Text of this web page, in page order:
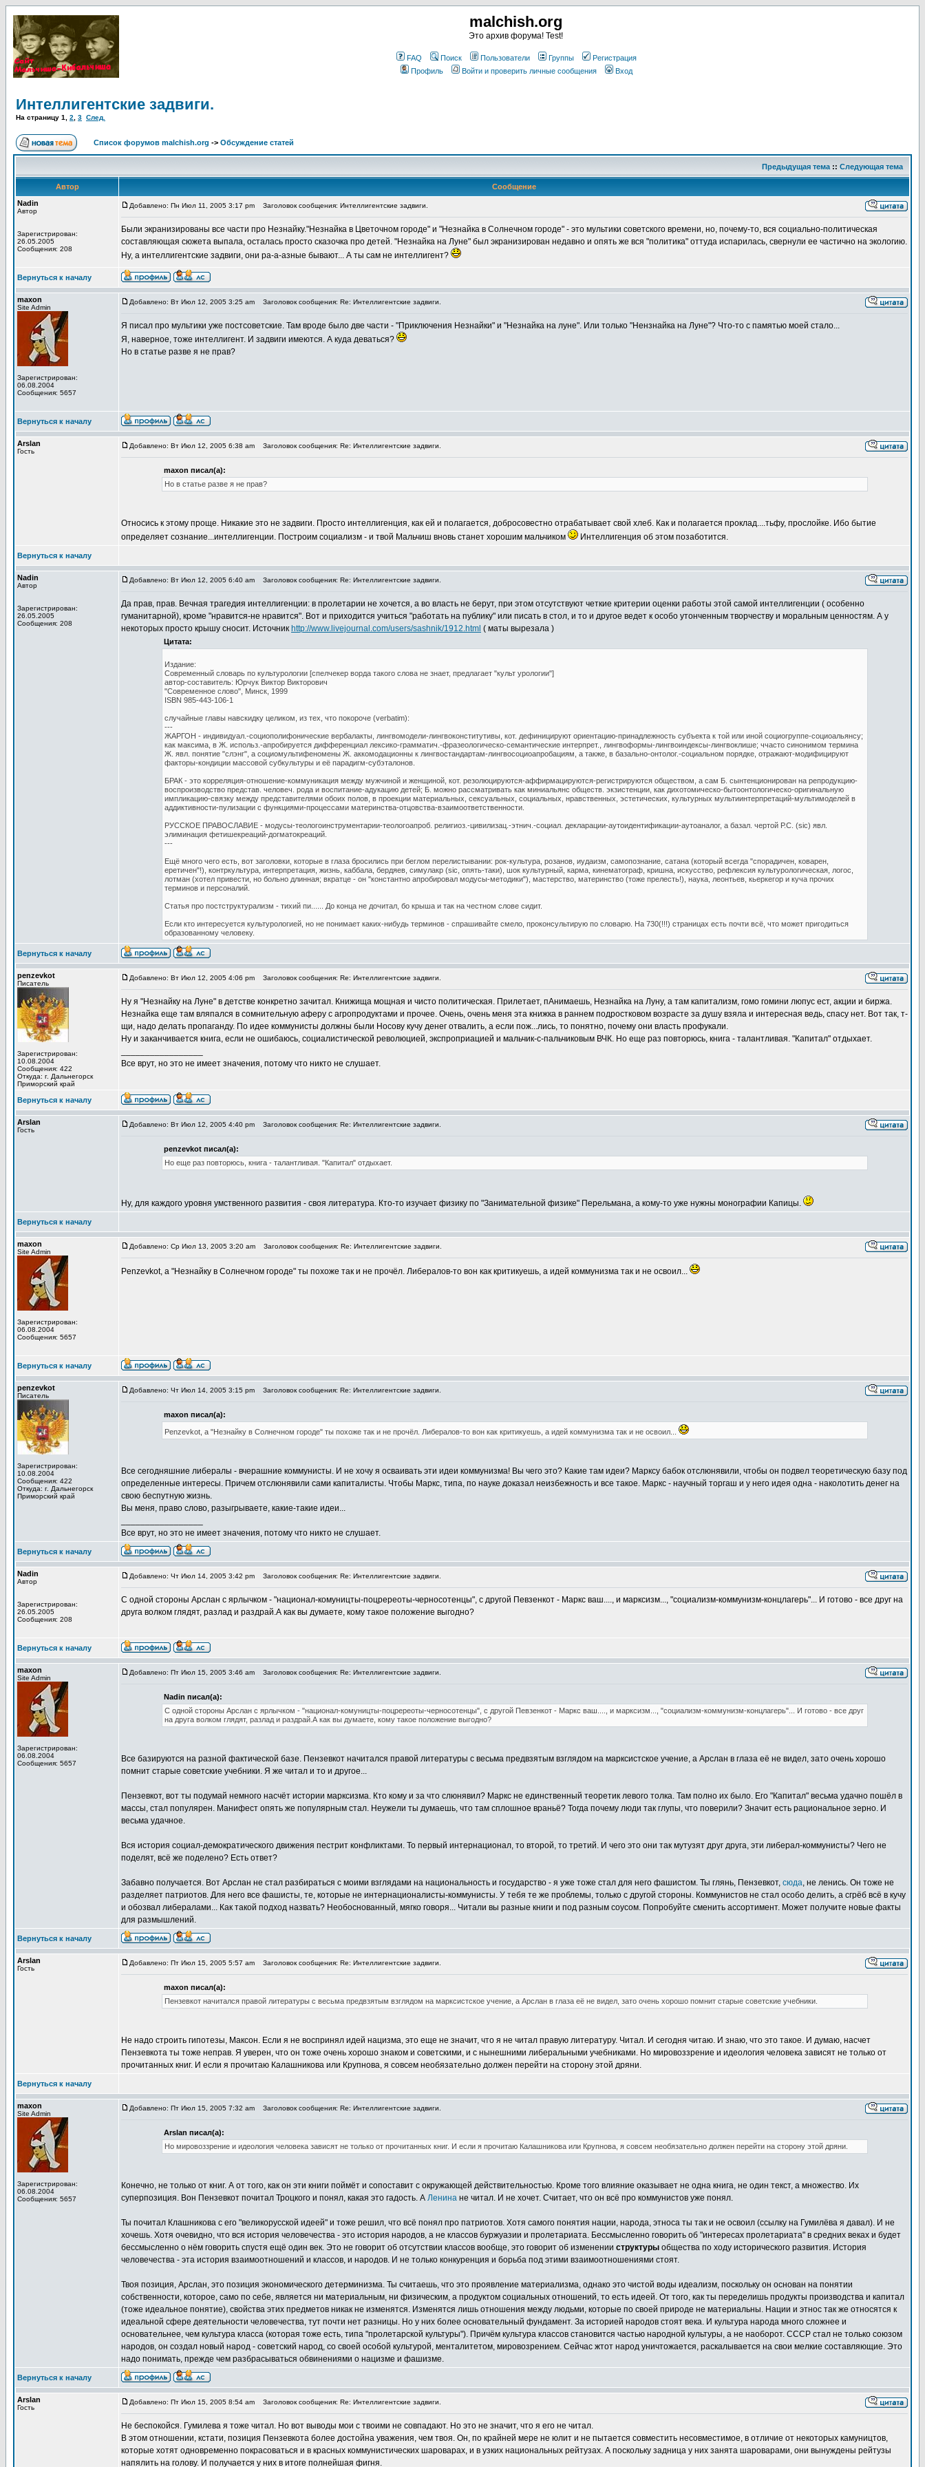
malchish.org
Это архив форума! Test!
FAQ Поиск Пользователи Группы
Регистрация
Профиль
Войти и проверить личные сообщения Вход
Интеллигентские задвиги.
На страницу 1 2 3 След.
Список форумов malchish.org -> Обсуждение статей
Предыдущая тема :: Следующая тема
Автор
Сообщение
Nadin
Автор
Зарегистрирован:
26.05.2005
Сообщения: 208
Добавлено: Пн Июл 11, 2005 3:17 pm Заголовок сообщения: Интеллигентские задвиги.
Были экранизированы все части про Незнайку."Незнайка в Цветочном городе" и "Незнайка в Солнечном городе" - это мультики советского времени, но, почему-то, вся социально-политическая
составляющая сюжета выпала, осталась просто сказочка про детей. "Незнайка на Луне" был экранизирован недавно и опять же вся "политика" оттуда испарилась, свернули ее частично на экологию.
Ну, а интеллигентские задвиги, они ра-а-азные бывают... А ты сам не интеллигент?
Вернуться к началу
maxon
Site Admin
Зарегистрирован:
06.08.2004
Сообщения: 5657
Добавлено: Вт Июл 12, 2005 3:25 am Заголовок сообщения: Re: Интеллигентские задвиги.
Я писал про мультики уже постсоветские. Там вроде было две части - "Приключения Незнайки" и "Незнайка на луне". Или только "Нензнайка на Луне"? Что-то с памятью моей стало...
Я, наверное, тоже интеллигент. И задвиги имеются. А куда деваться?
Но в статье разве я не прав?
Вернуться к началу
Arslan
Гость
Добавлено: Вт Июл 12, 2005 6:38 am Заголовок сообщения: Re: Интеллигентские задвиги.
maxon писал(а):
Но в статье разве я не прав?
Относись к этому проще. Никакие это не задвиги. Просто интеллигенция, как ей и полагается, добросовестно отрабатывает свой хлеб. Как и полагается проклад....тьфу, прослойке. Ибо бытие
определяет сознание...интеллигенции. Построим социализм - и твой Мальчиш вновь станет хорошим мальчиком
Интеллигенция об этом позаботится.
Вернуться к началу
Nadin
Автор
Зарегистрирован:
26.05.2005
Сообщения: 208
Добавлено: Вт Июл 12, 2005 6:40 am Заголовок сообщения: Re: Интеллигентские задвиги.
Да прав, прав. Вечная трагедия интеллигенции: в пролетарии не хочется, а во власть не берут, при этом отсутствуют четкие критерии оценки работы этой самой интеллигенции ( особенно
гуманитарной), кроме "нравится-не нравится". Вот и приходится учиться "работать на публику" или писать в стол, и то и другое ведет к особо утонченным творчеству и моральным ценностям. А у
некоторых просто крышу сносит. Источник http://www.livejournal.com/users/sashnik/1912.html ( маты вырезала )
Цитата:
Издание:
Современный словарь по культурологии [спелчекер ворда такого слова не знает, предлагает "культ урологии"]
автор-составитель: Юрчук Виктор Викторович
"Современное слово", Минск, 1999
ISBN 985-443-106-1
случайные главы навскидку целиком, из тех, что покороче (verbatim):
---
ЖАРГОН - индивидуал.-социополифонические вербалакты, лингвомодели-лингвоконститутивы, кот. дефиницируют ориентацию-принадлежность субъекта к той или иной социогруппе-социоальянсу;
как максима, в Ж. использ.-апробируется дифференциал лексико-грамматич.-фразеологическо-семантические интерпрет., лингвоформы-лингвоиндексы-лингвоклише; ччасто синонимом термина
Ж. явл. понятие "слэнг", а социомультифеномены Ж. аккомодационны к лингвостандартам-лингвосоциоапробациям, а также, в базально-онтолог.-социальном порядке, отражают-модифицируют
факторы-кондиции массовой субкультуры и её парадигм-субэталонов.
БРАК - это корреляция-отношение-коммуникация между мужчиной и женщиной, кот. резолюцируются-аффирмацируются-регистрируются обществом, а сам Б. сынтенционирован на репродукцию-
воспроизводство представ. человеч. рода и воспитание-адукацию детей; Б. можно рассматривать как миниальянс обществ. экзистенции, как дихотомическо-бытоонтологическо-оригинальную
импликацию-связку между представителями обоих полов, в проекции материальных, сексуальных, социальных, нравственных, эстетических, культурных мультиинтерпретаций-мультимоделей в
аддиктивности-пулизации с функциями-процессами материнства-отцовства-взаимоответственности.
РУССКОЕ ПРАВОСЛАВИЕ - модусы-теологоинструментарии-теологоапроб. религиоз.-цивилизац.-этнич.-социал. декларации-аутоидентификации-аутоаналог, а базал. чертой Р.С. (sic) явл.
элиминация фетишекреаций-догматокреаций.
---
Ещё много чего есть, вот заголовки, которые в глаза бросились при беглом перелистывании: рок-культура, розанов, иудаизм, самопознание, сатана (который всегда "спорадичен, коварен,
еретичен"!), контркультура, интерпретация, жизнь, каббала, бердяев, симулакр (sic, опять-таки), шок культурный, карма, кинематограф, кришна, искусство, рефлексия культурологическая, логос,
лотман (хотел привести, но больно длинная; вкратце - он "константно апробировал модусы-методики"), мастерство, материнство (тоже прелесть!), наука, леонтьев, кьеркегор и куча прочих
терминов и персоналий.
Статья про постструктурализм - тихий пи...... До конца не дочитал, бо крыша и так на честном слове сидит.
Если кто интересуется культурологией, но не понимает каких-нибудь терминов - спрашивайте смело, проконсультирую по словарю. На 730(!!!) страницах есть почти всё, что может пригодиться
образованному человеку.
Вернуться к началу
penzevkot
Писатель
Зарегистрирован:
10.08.2004
Сообщения: 422
Откуда: г. Дальнегорск
Приморский край
Добавлено: Вт Июл 12, 2005 4:06 pm Заголовок сообщения: Re: Интеллигентские задвиги.
Ну я "Незнайку на Луне" в детстве конкретно зачитал. Книжища мощная и чисто политическая. Прилетает, пАнимаешь, Незнайка на Луну, а там капитализм, гомо гомини люпус ест, акции и биржа.
Незнайка еще там вляпался в сомнительную аферу с агропродуктами и прочее. Очень, очень меня эта книжка в раннем подростковом возрасте за душу взяла и интересная ведь, спасу нет. Вот так, т-
щи, надо делать пропаганду. По идее коммунисты должны были Носову кучу денег отвалить, а если пож...лись, то понятно, почему они власть профукали.
Ну и заканчивается книга, если не ошибаюсь, социалистической революцией, экспроприацией и мальчик-с-пальчиковым ВЧК. Но еще раз повторюсь, книга - талантливая. "Капитал" отдыхает.
Все врут, но это не имеет значения, потому что никто не слушает.
Вернуться к началу
Arslan
Гость
Добавлено: Вт Июл 12, 2005 4:40 pm Заголовок сообщения: Re: Интеллигентские задвиги.
penzevkot писал(а):
Но еще раз повторюсь, книга - талантливая. "Капитал" отдыхает.
Ну, для каждого уровня умственного развития - своя литература. Кто-то изучает физику по "Занимательной физике" Перельмана, а кому-то уже нужны монографии Капицы.
Вернуться к началу
maxon
Site Admin
Зарегистрирован:
06.08.2004
Сообщения: 5657
Добавлено: Ср Июл 13, 2005 3:20 am Заголовок сообщения: Re: Интеллигентские задвиги.
Penzevkot, а "Незнайку в Солнечном городе" ты похоже так и не прочёл. Либералов-то вон как критикуешь, а идей коммунизма так и не освоил...
Вернуться к началу
penzevkot
Писатель
Зарегистрирован:
10.08.2004
Сообщения: 422
Откуда: г. Дальнегорск
Приморский край
Добавлено: Чт Июл 14, 2005 3:15 pm Заголовок сообщения: Re: Интеллигентские задвиги.
maxon писал(а):
Penzevkot, а "Незнайку в Солнечном городе" ты похоже так и не прочёл. Либералов-то вон как критикуешь, а идей коммунизма так и не освоил...
Все сегодняшние либералы - вчерашние коммунисты. И не хочу я осваивать эти идеи коммунизма! Вы чего это? Какие там идеи? Марксу бабок отслюнявили, чтобы он подвел теоретическую базу под
определенные интересы. Причем отслюнявили сами капиталисты. Чтобы Маркс, типа, по науке доказал неизбежность и все такое. Маркс - научный торгаш и у него идея одна - наколотить денег на
свою беспутную жизнь.
Вы меня, право слово, разыгрываете, какие-такие идеи...
Все врут, но это не имеет значения, потому что никто не слушает.
Вернуться к началу
Nadin
Автор
Зарегистрирован:
26.05.2005
Сообщения: 208
Добавлено: Чт Июл 14, 2005 3:42 pm Заголовок сообщения: Re: Интеллигентские задвиги.
С одной стороны Арслан с ярлычком - "национал-комуницты-поцререоты-черносотенцы", с другой Певзенкот - Маркс ваш...., и марксизм..., "социализм-коммунизм-концлагерь"... И готово - все друг на
друга волком глядят, разлад и раздрай.А как вы думаете, кому такое положение выгодно?
Вернуться к началу
maxon
Site Admin
Зарегистрирован:
06.08.2004
Сообщения: 5657
Добавлено: Пт Июл 15, 2005 3:46 am Заголовок сообщения: Re: Интеллигентские задвиги.
Nadin писал(а):
С одной стороны Арслан с ярлычком - "национал-комуницты-поцререоты-черносотенцы", с другой Певзенкот - Маркс ваш...., и марксизм..., "социализм-коммунизм-концлагерь"... И готово - все друг
на друга волком глядят, разлад и раздрай.А как вы думаете, кому такое положение выгодно?
Все базируются на разной фактической базе. Пензевкот начитался правой литературы с весьма предвзятым взглядом на марксистское учение, а Арслан в глаза её не видел, зато очень хорошо
помнит старые советские учебники. Я же читал и то и другое...
Пензевкот, вот ты подумай немного насчёт истории марксизма. Кто кому и за что слюнявил? Маркс не единственный теоретик левого толка. Там полно их было. Его "Капитал" весьма удачно пошёл в
массы, стал популярен. Манифест опять же популярным стал. Неужели ты думаешь, что там сплошное враньё? Тогда почему люди так глупы, что поверили? Значит есть рациональное зерно. И
весьма удачное.
Вся история социал-демократического движения пестрит конфликтами. То первый интернационал, то второй, то третий. И чего это они так мутузят друг друга, эти либерал-коммунисты? Чего не
поделят, всё же поделено? Есть ответ?
Забавно получается. Вот Арслан не стал разбираться с моими взглядами на национальность и государство - я уже тоже стал для него фашистом. Ты глянь, Пензевкот, сюда, не ленись. Он тоже не
разделяет патриотов. Для него все фашисты, те, которые не интернационалисты-коммунисты. У тебя те же проблемы, только с другой стороны. Коммунистов не стал особо делить, а сгрёб всё в кучу
и обозвал либералами... Как такой подход назвать? Необоснованный, мягко говоря... Читали вы разные книги и под разным соусом. Попробуйте сменить ассортимент. Может получите новые факты
для размышлений.
Вернуться к началу
Arslan
Гость
Добавлено: Пт Июл 15, 2005 5:57 am Заголовок сообщения: Re: Интеллигентские задвиги.
maxon писал(а):
Пензевкот начитался правой литературы с весьма предвзятым взглядом на марксистское учение, а Арслан в глаза её не видел, зато очень хорошо помнит старые советские учебники.
Не надо строить гипотезы, Максон. Если я не воспринял идей нацизма, это еще не значит, что я не читал правую литературу. Читал. И сегодня читаю. И знаю, что это такое. И думаю, насчет
Пензевкота ты тоже неправ. Я уверен, что он тоже очень хорошо знаком и советскими, и с нынешними либеральными учебниками. Но мировоззрение и идеология человека зависят не только от
прочитанных книг. И если я прочитаю Калашникова или Крупнова, я совсем необязательно должен перейти на сторону этой дряни.
Вернуться к началу
maxon
Site Admin
Зарегистрирован:
06.08.2004
Сообщения: 5657
Добавлено: Пт Июл 15, 2005 7:32 am Заголовок сообщения: Re: Интеллигентские задвиги.
Arslan писал(а):
Но мировоззрение и идеология человека зависят не только от прочитанных книг. И если я прочитаю Калашникова или Крупнова, я совсем необязательно должен перейти на сторону этой дряни.
Конечно, не только от книг. А от того, как он эти книги поймёт и сопоставит с окружающей действительностью. Кроме того влияние оказывает не одна книга, не один текст, а множество. Их
суперпозиция. Вон Пензевкот почитал Троцкого и понял, какая это гадость. А Ленина не читал. И не хочет. Считает, что он всё про коммунистов уже понял.
Ты почитал Клашникова с его "великорусской идеей" и тоже решил, что всё понял про патриотов. Хотя самого понятия нации, народа, этноса ты так и не освоил (ссылку на Гумилёва я давал). И не
хочешь. Хотя очевидно, что вся история человечества - это история народов, а не классов буржуазии и пролетариата. Бессмысленно говорить об "интересах пролетариата" в средних веках и будет
бессмысленно о нём говорить спустя ещё один век. Это не говорит об отсутствии классов вообще, это говорит об изменении структуры общества по ходу исторического развития. История
человечества - эта история взаимоотношений и классов, и народов. И не только конкуренция и борьба под этими взаимоотношениями стоят.
Твоя позиция, Арслан, это позиция экономического детерминизма. Ты считаешь, что это проявление материализма, однако это чистой воды идеализм, поскольку он основан на понятии
собственности, которое, само по себе, является ни материальным, ни физическим, а продуктом социальных отношений, то есть идеей. От того, как ты переделишь продукты производства и капитал
(тоже идеальное понятие), свойства этих предметов никак не изменятся. Изменятся лишь отношения между людьми, которые по своей природе не материальны. Нации и этнос так же относятся к
идеальной сфере деятельности человечества, тут почти нет разницы. Но у них более основательный фундамент. За историей народов стоят века. И культура народа много сложнее и
основательнее, чем культура класса (которая тоже есть, типа "пролетарской культуры"). Причём культура классов становится частью народной культуры, а не наоборот. СССР стал не только союзом
народов, он создал новый народ - советский народ, со своей особой культурой, менталитетом, мировозрением. Сейчас жтот народ уничтожается, раскалывается на свои мелкие составляющие. Это
надо понимать, прежде чем разбрасываться обвинениями о нацизме и фашизме.
Вернуться к началу
Arslan
Гость
Добавлено: Пт Июл 15, 2005 8:54 am Заголовок сообщения: Re: Интеллигентские задвиги.
Не беспокойся. Гумилева я тоже читал. Но вот выводы мои с твоими не совпадают. Но это не значит, что я его не читал.
В этом отношении, кстати, позиция Пензевкота более достойна уважения, чем твоя. Он, по крайней мере не юлит и не пытается совместить несовместимое, в отличие от некоторых камуництов,
которые хотят одновременно покрасоваться и в красных коммунистических шароварах, и в узких национальных рейтузах. А поскольку задница у них занята шароварами, они вынуждены рейтузы
напялить на голову. И получается у них в итоге полнейшая фигня.